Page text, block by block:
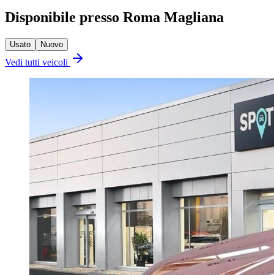
Disponibile presso Roma Magliana
Usato Nuovo
Vedi tutti veicoli